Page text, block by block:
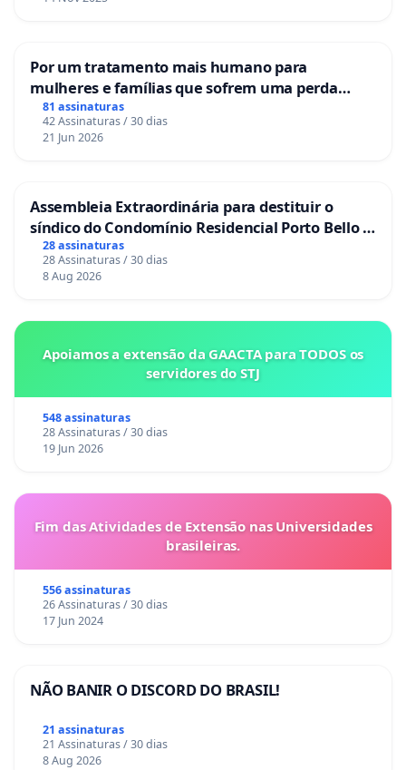
Por um tratamento mais humano para
mulheres e famílias que sofrem uma perda
gestacional nos hospitais portugueses
81 assinaturas
42 Assinaturas / 30 dias
21 Jun 2026
Assembleia Extraordinária para destituir o
síndico do Condomínio Residencial Porto Bello -
La Casa
28 assinaturas
28 Assinaturas / 30 dias
8 Aug 2026
Apoiamos a extensão da GAACTA para TODOS os
servidores do STJ
548 assinaturas
28 Assinaturas / 30 dias
19 Jun 2026
Fim das Atividades de Extensão nas Universidades
brasileiras.
556 assinaturas
26 Assinaturas / 30 dias
17 Jun 2024
NÃO BANIR O DISCORD DO BRASIL!
21 assinaturas
21 Assinaturas / 30 dias
8 Aug 2026